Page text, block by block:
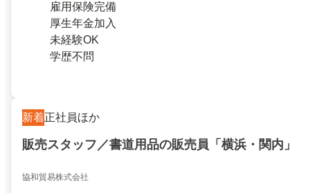
雇用保険完備
厚生年金加入
未経験OK
学歴不問
新着正社員ほか
販売スタッフ／書道用品の販売員「横浜・関内」
協和貿易株式会社